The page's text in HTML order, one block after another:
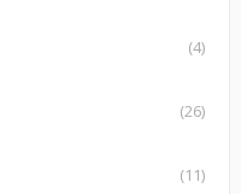
(4)
(26)
(11)